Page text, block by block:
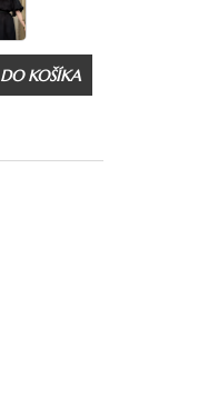
DO KOŠÍKA